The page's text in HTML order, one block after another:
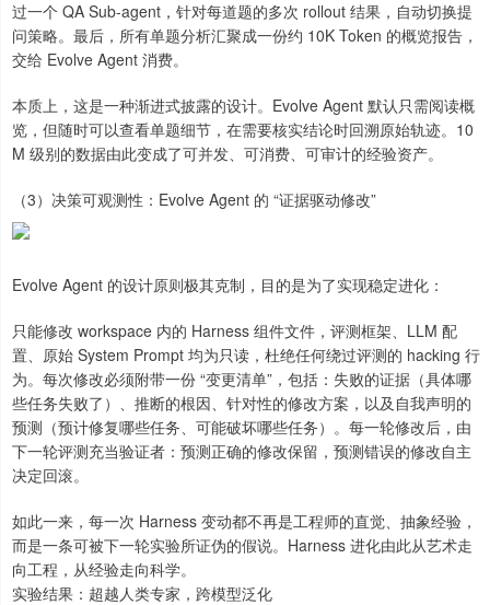
过一个 QA Sub-agent，针对每道题的多次 rollout 结果，自动切换提
问策略。最后，所有单题分析汇聚成一份约 10K Token 的概览报告，
交给 Evolve Agent 消费。
本质上，这是一种渐进式披露的设计。Evolve Agent 默认只需阅读概
览，但随时可以查看单题细节，在需要核实结论时回溯原始轨迹。10
M 级别的数据由此变成了可并发、可消费、可审计的经验资产。
（3）决策可观测性：Evolve Agent 的 “证据驱动修改”
Evolve Agent 的设计原则极其克制，目的是为了实现稳定进化：
只能修改 workspace 内的 Harness 组件文件，评测框架、LLM 配
置、原始 System Prompt 均为只读，杜绝任何绕过评测的 hacking 行
为。每次修改必须附带一份 “变更清单”，包括：失败的证据（具体哪
些任务失败了）、推断的根因、针对性的修改方案，以及自我声明的
预测（预计修复哪些任务、可能破坏哪些任务）。每一轮修改后，由
下一轮评测充当验证者：预测正确的修改保留，预测错误的修改自主
决定回滚。
如此一来，每一次 Harness 变动都不再是工程师的直觉、抽象经验，
而是一条可被下一轮实验所证伪的假说。Harness 进化由此从艺术走
向工程，从经验走向科学。
实验结果：超越人类专家，跨模型泛化